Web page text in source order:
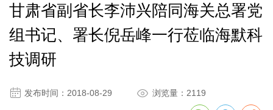
甘肃省副省长李沛兴陪同海关总署党
组书记、署长倪岳峰一行莅临海默科
技调研
 发布时间：2018-08-29  浏览量：2119